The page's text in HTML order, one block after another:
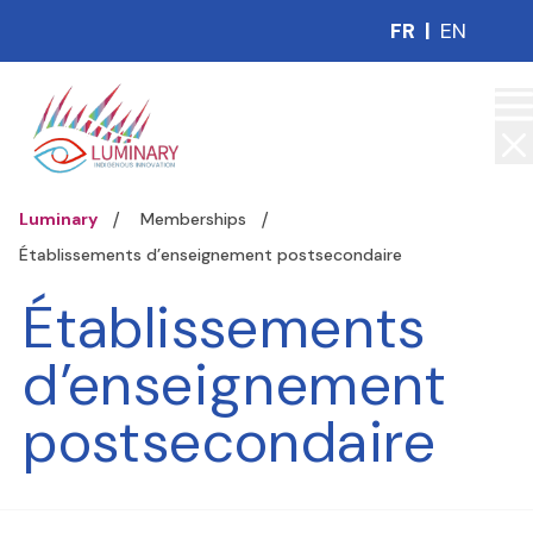
FR | EN
Luminary
Memberships
Établissements d’enseignement postsecondaire
Établissements
d’enseignement
postsecondaire